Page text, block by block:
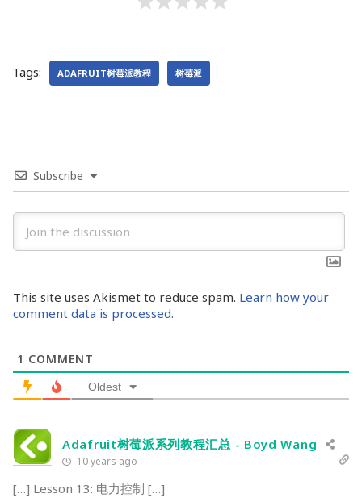
Tags: ADAFRUIT树莓派教程 树莓派
Subscribe
This site uses Akismet to reduce spam. Learn how your
comment data is processed.
1 COMMENT
Oldest
Adafruit树莓派系列教程汇总 - Boyd Wang
10 years ago
[…] Lesson 13: 电力控制 […]